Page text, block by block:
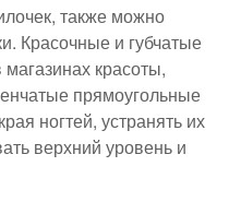
также можно
Красочные и губчатые
красоты,
прямоугольные
ногтей, устранять их
верхний уровень и